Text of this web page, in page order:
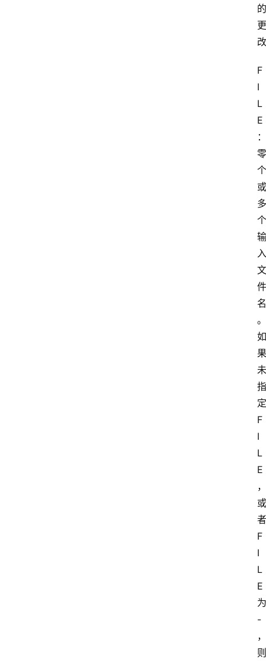
的
更
改
F
I
L
E
：
零
个
或
多
个
输
入
文
件
名
。
如
果
未
指
定
F
I
L
E
，
或
者
F
I
L
E
为
-
，
则